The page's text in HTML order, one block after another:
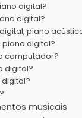
digital?
digital?
piano
digital?
computador?
digital?
digital?
musicais